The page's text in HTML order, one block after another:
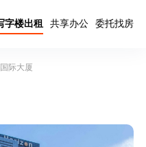
字楼出租 共享办公 委托找房
际大厦